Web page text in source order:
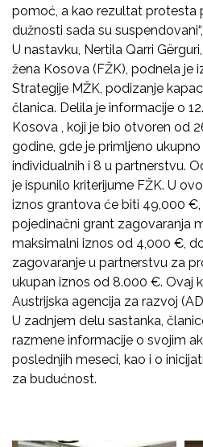
pomoć, a kao rezultat protesta
dužnosti sada su
U nastavku, Nertila Qarri
žena Kosova (FŽK), podnela je
Strategije MŽK, podizanje
članica. Delila je informacije o
Kosova , koji je bio otvoren od
godine, gde je primljeno
individualnih i 8 u partnerstvu.
je ispunilo kriterijume FŽK. U
iznos grantova će biti 49,000
pojedinačni grant zagovaranja
maksimalni iznos od 4,000 €,
zagovaranje u partnerstvu za
ukupan iznos od 8.000 €. Ovaj
Austrijska agencija za razvoj
U zadnjem delu sastanka,
razmene informacije o svojim
poslednjih meseci, kao i o
za budućnost.